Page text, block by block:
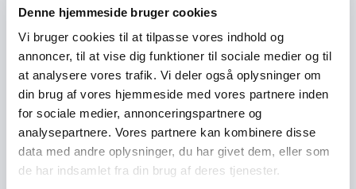
Denne hjemmeside bruger cookies
Vi bruger cookies til at tilpasse vores indhold og
annoncer, til at vise dig funktioner til sociale medier og til
at analysere vores trafik. Vi deler også oplysninger om
din brug af vores hjemmeside med vores partnere inden
for sociale medier, annonceringspartnere og
analysepartnere. Vores partnere kan kombinere disse
data med andre oplysninger, du har givet dem, eller som
de har indsamlet fra din brug af deres tjenester.
alvor og humor, og hans ærlighed giver deltagerne
mod til selv at tænke over deres egne livsvalg.
Book Jesper Stein
Book Jesper Stein til et stærkt og nærværende
foredrag, hvor I får indblik i hans forfatterskab, hans
personlige kamp og de fortællinger, der har formet
hans liv og virke.